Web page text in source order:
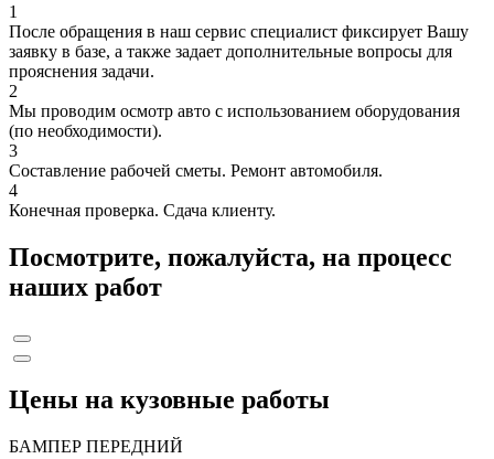
1
После обращения в наш сервис специалист фиксирует Вашу
заявку в базе, а также задает дополнительные вопросы для
прояснения задачи.
2
Мы проводим осмотр авто с использованием оборудования
(по необходимости).
3
Составление рабочей сметы. Ремонт автомобиля.
4
Конечная проверка. Сдача клиенту.
Посмотрите, пожалуйста, на процесс
наших работ
Цены на кузовные работы
БАМПЕР ПЕРЕДНИЙ